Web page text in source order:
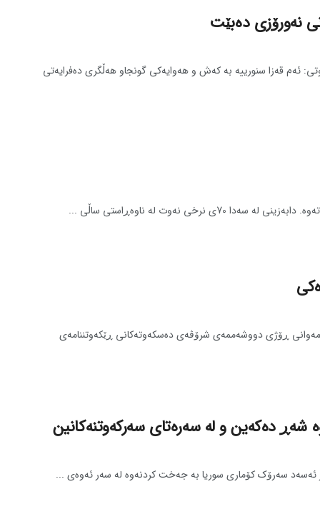
نه‌ورۆزی ده‌بێت
ئه‌م قه‌زا سنورییه‌ به‌ که‌ش و هه‌وایه‌کی گونجاو هه‌ڵگری ده‌فرایه‌تی
نه‌وت له‌ ناوه‌ڕاستی ساڵی ...
ڕۆژی دووشه‌ممه‌ی شرۆڤه‌ی ده‌سکه‌وته‌کانی ڕێکه‌وتننامه‌ی
شه‌ڕ ده‌که‌ین و له‌ سه‌ره‌تای سه‌رکه‌وتنه‌کانین
ئه‌سه‌د سه‌رۆک کۆماری سوریا به‌ جه‌خت کردنه‌وه‌ له‌ سه‌ر ئه‌وه‌ی ...